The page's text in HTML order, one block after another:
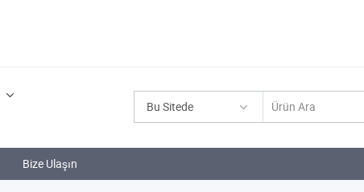
Bu Sitede
Bize Ulaşın